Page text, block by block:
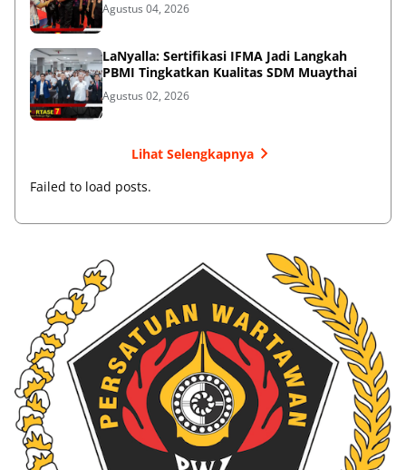
Agustus 04, 2026
LaNyalla: Sertifikasi IFMA Jadi Langkah
PBMI Tingkatkan Kualitas SDM Muaythai
Agustus 02, 2026
Lihat Selengkapnya
Failed to load posts.